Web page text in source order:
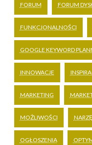
FORUM FORUM
FUNKCJONALNOŚCI
GOOGLE KEYWORD
INNOWACJE
MARKETING
MOŻLIWOŚCI
OGŁOSZENIA